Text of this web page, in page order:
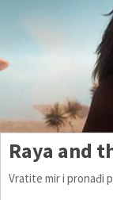
Raya and
Vratite mir i pronađi